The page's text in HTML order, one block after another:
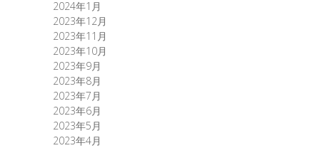
2024年1月
2023年12月
2023年11月
2023年10月
2023年9月
2023年8月
2023年7月
2023年6月
2023年5月
2023年4月